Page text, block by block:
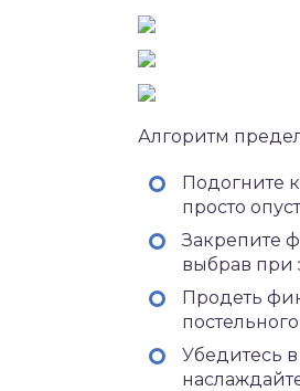
Алгоритм
Подогните
просто
Закрепите
выбрав при
Продеть
Убедитесь